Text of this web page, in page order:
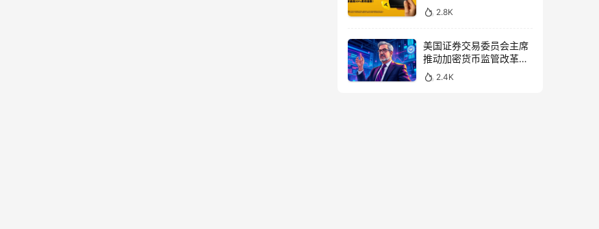
2.8K
美国证券交易委员会主席
推动加密货币监管改革，
力求未来验证
2.4K